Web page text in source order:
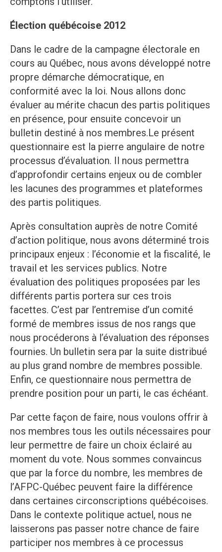
Élection québécoise 2012
Dans le cadre de la campagne électorale en
cours au Québec, nous avons développé notre
propre démarche démocratique, en
conformité avec la loi. Nous allons donc
évaluer au mérite chacun des partis politiques
en présence, pour ensuite concevoir un
bulletin destiné à nos membres.Le présent
questionnaire est la pierre angulaire de notre
processus d’évaluation. Il nous permettra
d’approfondir certains enjeux ou de combler
les lacunes des programmes et plateformes
des partis politiques.
Après consultation auprès de notre Comité
d’action politique, nous avons déterminé trois
principaux enjeux : l’économie et la fiscalité, le
travail et les services publics. Notre
évaluation des politiques proposées par les
différents partis portera sur ces trois
facettes. C’est par l’entremise d’un comité
formé de membres issus de nos rangs que
nous procéderons à l’évaluation des réponses
fournies. Un bulletin sera par la suite distribué
au plus grand nombre de membres possible.
Enfin, ce questionnaire nous permettra de
prendre position pour un parti, le cas échéant.
Par cette façon de faire, nous voulons offrir à
nos membres tous les outils nécessaires pour
leur permettre de faire un choix éclairé au
moment du vote. Nous sommes convaincus
que par la force du nombre, les membres de
l’AFPC-Québec peuvent faire la différence
dans certaines circonscriptions québécoises.
Dans le contexte politique actuel, nous ne
laisserons pas passer notre chance de faire
participer nos membres à ce processus